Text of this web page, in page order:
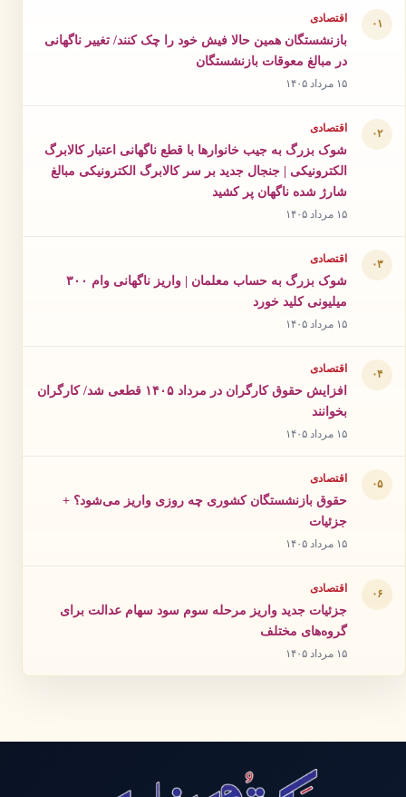
۰۱ اقتصادی
بازنشستگان همین حالا فیش خود را چک کنند/ تغییر ناگهانی
در مبالغ معوقات بازنشستگان
۱۵ مرداد ۱۴۰۵
۰۲ اقتصادی
شوک بزرگ به جیب خانوارها با قطع ناگهانی اعتبار کالابرگ
الکترونیکی | جنجال جدید بر سر کالابرگ الکترونیکی مبالغ
شارژ شده ناگهان پر کشید
۱۵ مرداد ۱۴۰۵
۰۳ اقتصادی
شوک بزرگ به حساب معلمان | واریز ناگهانی وام ۳۰۰
میلیونی کلید خورد
۱۵ مرداد ۱۴۰۵
۰۴ اقتصادی
افزایش حقوق کارگران در مرداد ۱۴۰۵ قطعی شد/ کارگران
بخوانند
۱۵ مرداد ۱۴۰۵
۰۵ اقتصادی
حقوق بازنشستگان کشوری چه روزی واریز می‌شود؟ +
جزئیات
۱۵ مرداد ۱۴۰۵
۰۶ اقتصادی
جزئیات جدید واریز مرحله سوم سود سهام عدالت برای
گروه‌های مختلف
۱۵ مرداد ۱۴۰۵